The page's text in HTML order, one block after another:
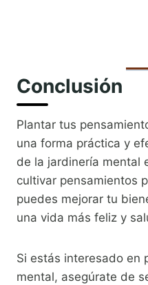
Conclusión
Plantar tus
una forma práctica y
de la jardinería mental
cultivar pensamientos
puedes mejorar tu
una vida más feliz y
Si estás interesado en
mental, asegúrate de